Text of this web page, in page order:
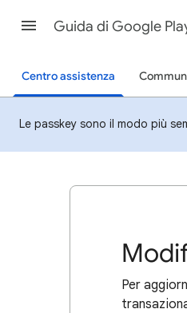
Guida di Google
Centro assistenza
Le passkey sono il modo più
Per